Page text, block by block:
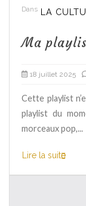
Dans LA
Ma
18 juillet 2025
Cette playlist
playlist du
morceaux pop,...
Lire la suite